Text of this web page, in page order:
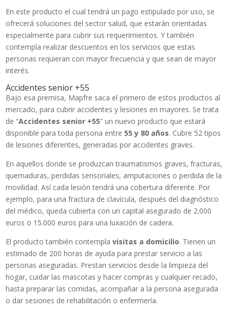
En este producto el cual tendrá un pago estipulado por uso, se
ofrecerá soluciones del sector salud, que estarán orientadas
especialmente para cubrir sus requerimientos. Y también
contempla realizar descuentos en los servicios que estas
personas requieran con mayor frecuencia y que sean de mayor
interés.
Accidentes senior +55
Bajo esa premisa, Mapfre saca el primero de estos productos al
mercado, para cubrir accidentes y lesiones en mayores. Se trata
de “Accidentes senior +55” un nuevo producto que estará
disponible para toda persona entre55 y 80 años. Cubre 52 tipos
de lesiones diferentes, generadas por accidentes graves.
En aquellos donde se produzcan traumatismos graves, fracturas,
quemaduras, perdidas sensoriales, amputaciones o perdida de la
movilidad. Así cada lesión tendrá una cobertura diferente. Por
ejemplo, para una fractura de clavícula, después del diagnóstico
del médico, queda cubierta con un capital asegurado de 2.000
euros o 15.000 euros para una luxación de cadera.
El producto también contemplavisitas a domicilio. Tienen un
estimado de 200 horas de ayuda para prestar servicio a las
personas aseguradas. Prestan servicios desde la limpieza del
hogar, cuidar las mascotas y hacer compras y cualquier recado,
hasta preparar las comidas, acompañar a la persona asegurada
o dar sesiones de rehabilitación o enfermería.